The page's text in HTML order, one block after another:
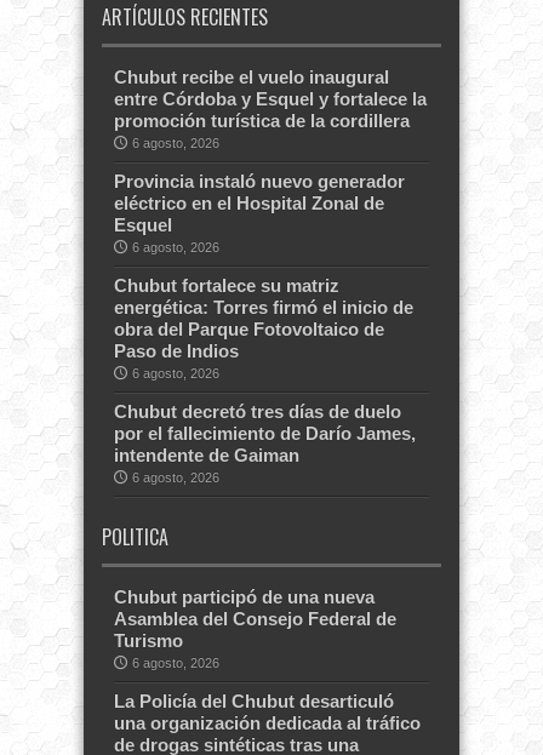
ARTÍCULOS RECIENTES
Chubut recibe el vuelo inaugural
entre Córdoba y Esquel y fortalece la
promoción turística de la cordillera
6 agosto, 2026
Provincia instaló nuevo generador
eléctrico en el Hospital Zonal de
Esquel
6 agosto, 2026
Chubut fortalece su matriz
energética: Torres firmó el inicio de
obra del Parque Fotovoltaico de
Paso de Indios
6 agosto, 2026
Chubut decretó tres días de duelo
por el fallecimiento de Darío James,
intendente de Gaiman
6 agosto, 2026
POLITICA
Chubut participó de una nueva
Asamblea del Consejo Federal de
Turismo
6 agosto, 2026
La Policía del Chubut desarticuló
una organización dedicada al tráfico
de drogas sintéticas tras una